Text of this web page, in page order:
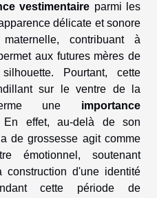
vestimentaire parmi les
délicate et sonore
contribuant à
aux futures mères de
Pourtant, cette
sur le ventre de la
une importance
En effet, au-delà de son
de grossesse agit comme
émotionnel, soutenant
d'une identité
cette période de